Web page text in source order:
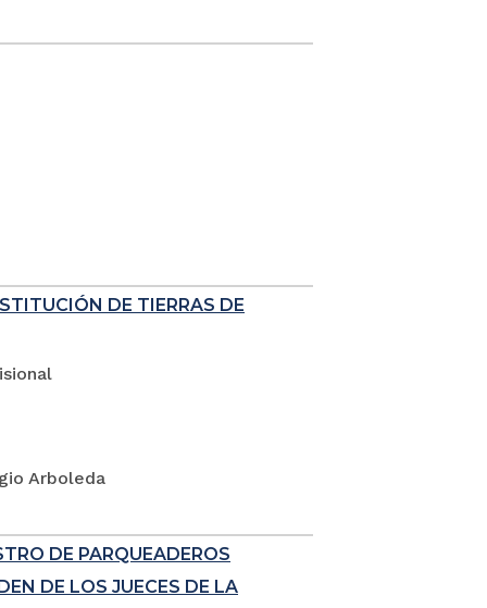
DE TIERRAS DE
Arboleda
DE PARQUEADEROS
DE LOS JUECES DE LA